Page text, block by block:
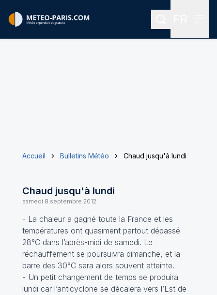
Rechercher
Accueil Bulletins Météo Chaud jusqu'à lundi
Chaud jusqu'à lundi
samedi 8 septembre 2012
- La chaleur a gagné toute la France et les
températures ont quasiment partout dépassé
28°C dans l’après-midi de samedi. Le
réchauffement se poursuivra dimanche, et la
barre des 30°C sera alors souvent atteinte.
- Un petit changement de temps se produira
lundi car l’anticyclone se décalera vers l’Est de